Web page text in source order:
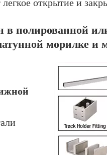
легкое открытие и
в полированной
морилке и